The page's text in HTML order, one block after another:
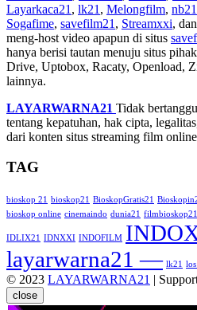
Layarkaca21 , lk21 , Melongfilm, nb21
Sogafime, savefilm21 , Streamxxi,
meng-host video apapun di situs
hanya berisi tautan menuju situs
Drive, Uptobox, Racaty, Openload,
lainnya.
LAYARWARNA21 Tidak
tentang kepatuhan, hak cipta,
dari konten situs streaming film
TAG
bioskop 21 bioskop21 BioskopGratis21
bioskop online cinemaindo dunia21 filmbioskop21
IDLIX21 IDNXXI INDOFILM
layarwarna21 — lk21
© 2023 LAYARWARNA21 |
close